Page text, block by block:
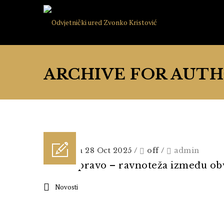
ARCHIVE FOR
Posted on 28 Oct 2025 / off / admin
Radno pravo – ravnoteža između
Novosti